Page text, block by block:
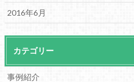
2016年6月
カテゴリー
事例紹介